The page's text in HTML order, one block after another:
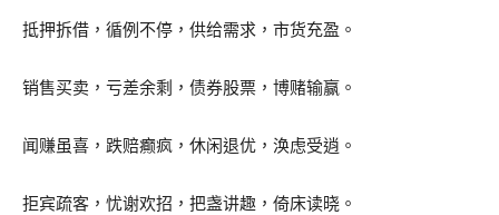
抵押拆借，循例不停，供给需求，市货充盈。
销售买卖，亏差余剩，债券股票，博赌输赢。
闻赚虽喜，跌赔癫疯，休闲退优，涣虑受逍。
拒宾疏客，忧谢欢招，把盏讲趣，倚床读晓。